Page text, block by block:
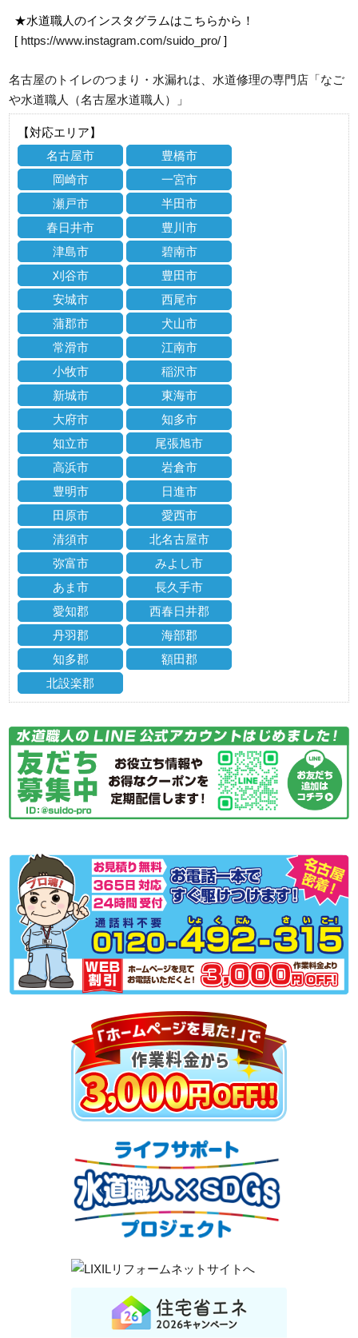
★水道職人のインスタグラムはこちらから！
[ https://www.instagram.com/suido_pro/ ]
名古屋のトイレのつまり・水漏れは、水道修理の専門店「なご
や水道職人（名古屋水道職人）」
【対応エリア】
名古屋市
豊橋市
岡崎市
一宮市
瀬戸市
半田市
春日井市
豊川市
津島市
碧南市
刈谷市
豊田市
安城市
西尾市
蒲郡市
犬山市
常滑市
江南市
小牧市
稲沢市
新城市
東海市
大府市
知多市
知立市
尾張旭市
高浜市
岩倉市
豊明市
日進市
田原市
愛西市
清須市
北名古屋市
弥富市
みよし市
あま市
長久手市
愛知郡
西春日井郡
丹羽郡
海部郡
知多郡
額田郡
北設楽郡